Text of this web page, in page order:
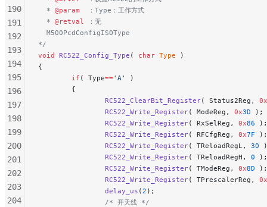
  *
@param
  ：Type：工作方式
  *
@retval ：无
  M500PcdConfigISOType
*/
void
RC522_Config_Type ( char Type )
{
        if
( Type=='A'
)
        {
                RC522_ClearBit_Register
( Status2Reg, 0x
                RC522_Write_Register
( ModeReg, 0x3D );
                RC522_Write_Register
( RxSelReg, 0x86 );
                RC522_Write_Register
( RFCfgReg, 0x7F );
                RC522_Write_Register
( TReloadRegL, 30
                RC522_Write_Register
( TReloadRegH, 0 );
                RC522_Write_Register
( TModeReg, 0x8D );
                RC522_Write_Register
( TPrescalerReg, 0x
                delay_us
(2 );
                /* 开天线 */
190
191
192
193
194
195
196
197
198
199
200
201
202
203
204